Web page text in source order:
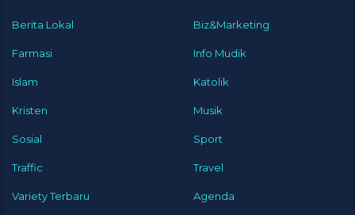
Berita Lokal Biz&Marketing
Farmasi Info Mudik
Islam Katolik
Kristen Musik
Sosial Sport
Traffic Travel
Variety Terbaru Agenda